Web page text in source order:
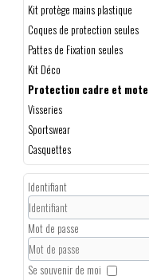
Kit protège mains plastique
Coques de protection seules
Pattes de Fixation seules
Kit Déco
Protection cadre et
Visseries
Sportswear
Casquettes
Identifiant
Mot de passe
Se souvenir de moi